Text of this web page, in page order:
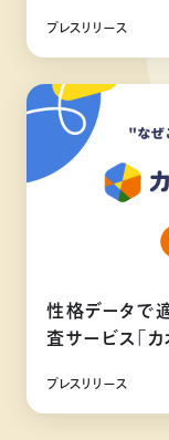
プレスリリース
性格データで
査サービス「
プレスリリース